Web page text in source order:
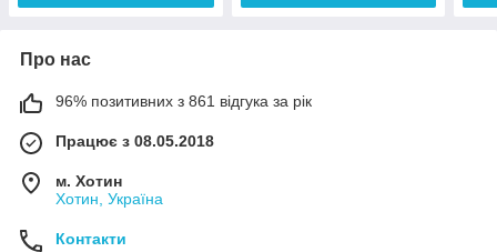
Про нас
96% позитивних з 861 відгука за рік
Працює з 08.05.2018
м. Хотин
Хотин, Україна
Контакти